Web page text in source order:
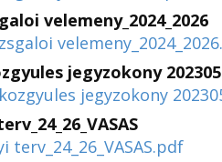
velemeny_2024_2026
jegyzokony
jegyzokony
terv_24_26_VASAS.pdf